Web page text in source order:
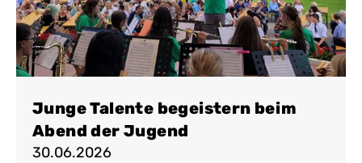
Junge Talente begeistern beim
Abend der Jugend
30.06.2026